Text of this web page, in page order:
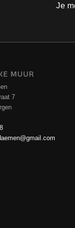
Je
MUUR
7